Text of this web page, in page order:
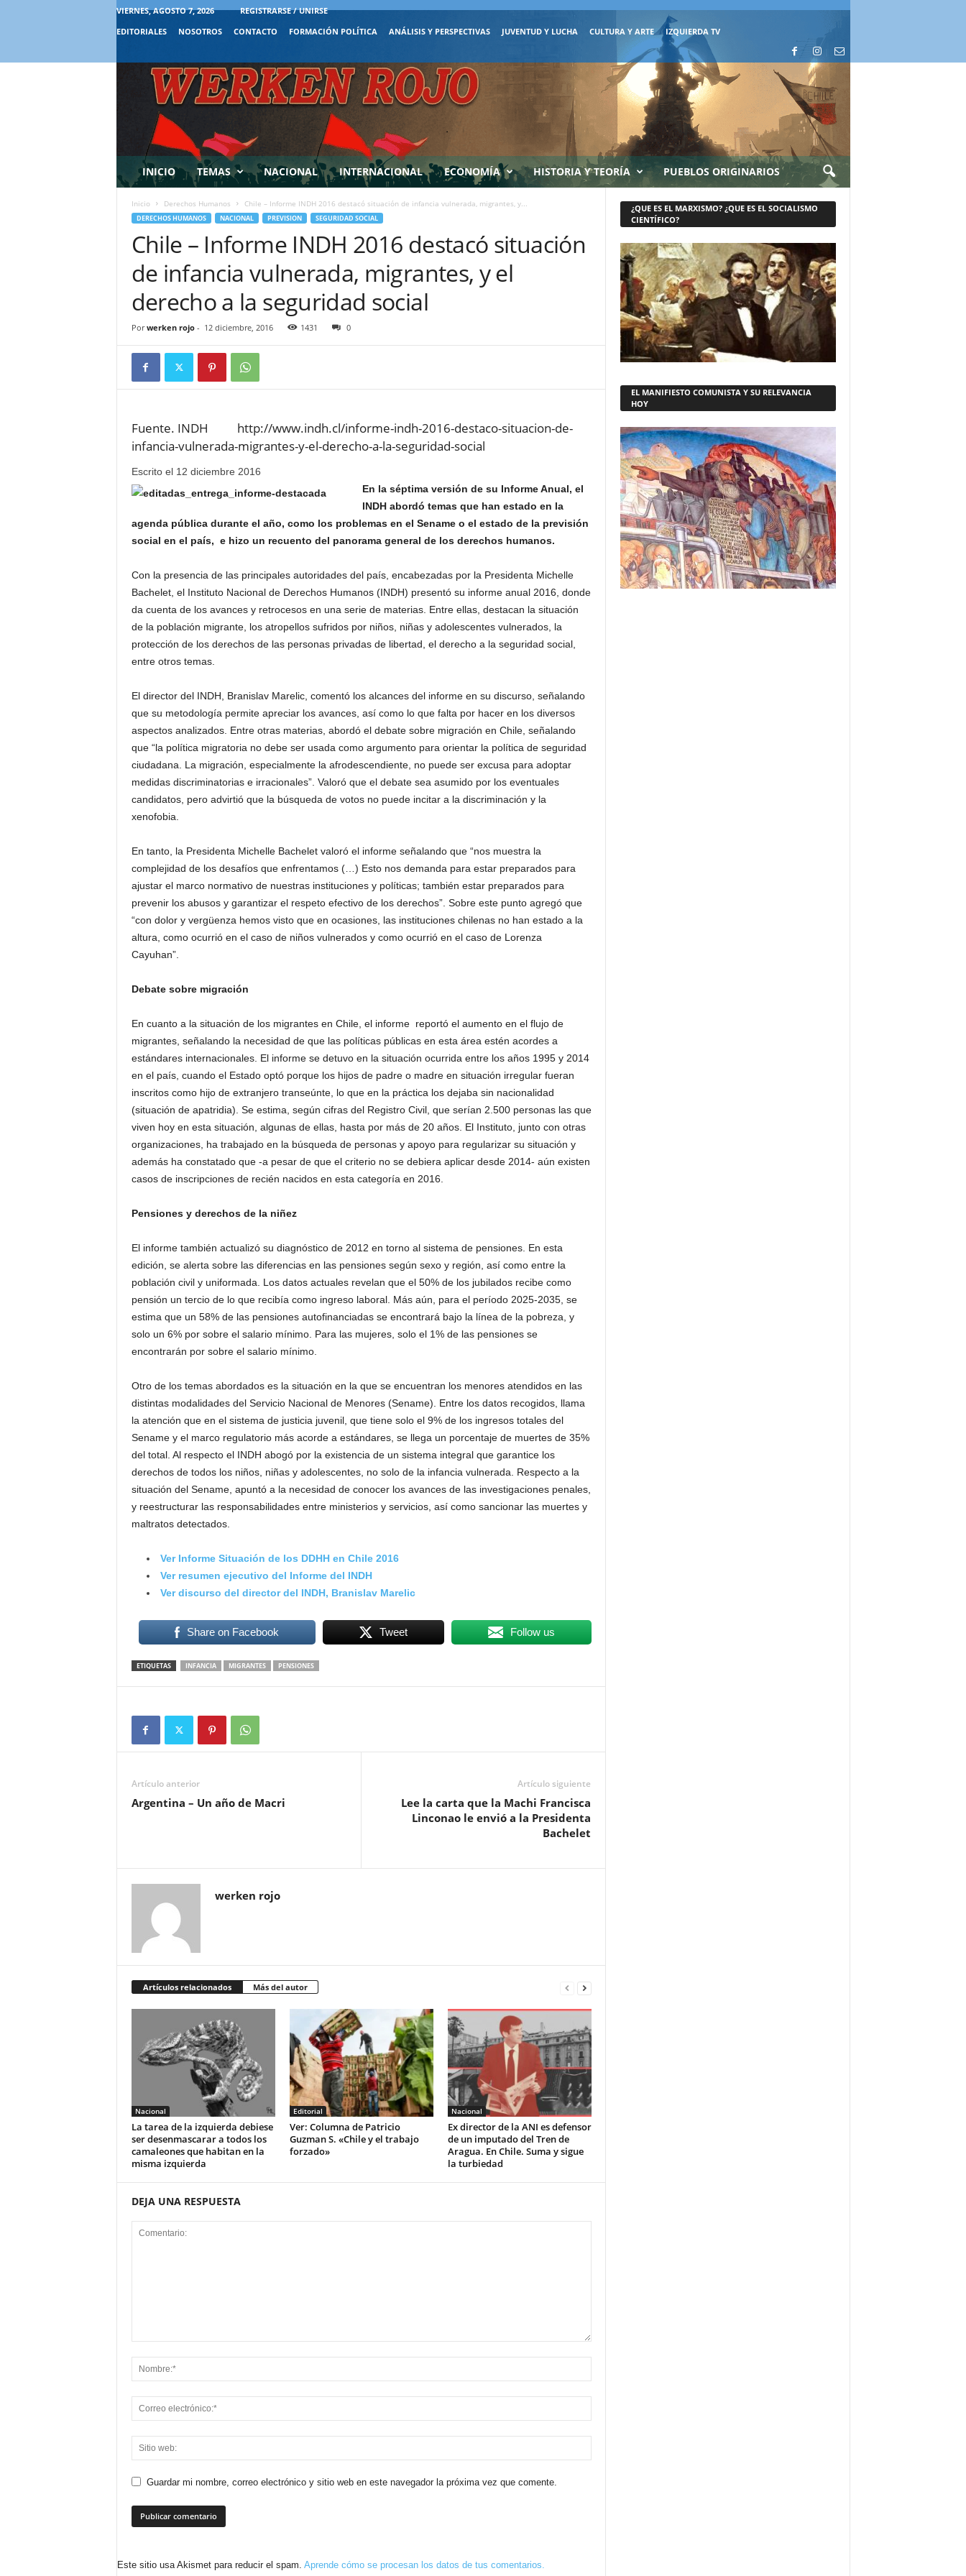
VIERNES, AGOSTO 7, 2026
REGISTRARSE / UNIRSE
EDITORIALES
NOSOTROS CONTACTO FORMACIÓN POLÍTICA ANÁLISIS Y PERSPECTIVAS JUVENTUD Y LUCHA CULTURA Y ARTE IZQUIERDA TV
INICIO TEMAS NACIONAL INTERNACIONAL ECONOMÍA HISTORIA Y TEORÍA PUEBLOS ORIGINARIOS
Inicio Derechos Humanos Chile – Informe INDH 2016 destacó situación de infancia vulnerada, migrantes, y...
DERECHOS HUMANOS NACIONAL PREVISION SEGURIDAD SOCIAL
Chile – Informe INDH 2016 destacó situación
de infancia vulnerada, migrantes, y el
derecho a la seguridad social
Por werken rojo- 12 diciembre, 2016 1431 0
Fuente. INDH http://www.indh.cl/informe-indh-2016-destaco-situacion-de-
infancia-vulnerada-migrantes-y-el-derecho-a-la-seguridad-social
Escrito el 12 diciembre 2016
En la séptima versión de su Informe Anual, el
INDH abordó temas que han estado en la
agenda pública durante el año, como los problemas en el Sename o el estado de la previsión
social en el país, e hizo un recuento del panorama general de los derechos humanos.
Con la presencia de las principales autoridades del país, encabezadas por la Presidenta Michelle
Bachelet, el Instituto Nacional de Derechos Humanos (INDH) presentó su informe anual 2016, donde
da cuenta de los avances y retrocesos en una serie de materias. Entre ellas, destacan la situación
de la población migrante, los atropellos sufridos por niños, niñas y adolescentes vulnerados, la
protección de los derechos de las personas privadas de libertad, el derecho a la seguridad social,
entre otros temas.
El director del INDH, Branislav Marelic, comentó los alcances del informe en su discurso, señalando
que su metodología permite apreciar los avances, así como lo que falta por hacer en los diversos
aspectos analizados. Entre otras materias, abordó el debate sobre migración en Chile, señalando
que “la política migratoria no debe ser usada como argumento para orientar la política de seguridad
ciudadana. La migración, especialmente la afrodescendiente, no puede ser excusa para adoptar
medidas discriminatorias e irracionales”. Valoró que el debate sea asumido por los eventuales
candidatos, pero advirtió que la búsqueda de votos no puede incitar a la discriminación y la
xenofobia.
En tanto, la Presidenta Michelle Bachelet valoró el informe señalando que “nos muestra la
complejidad de los desafíos que enfrentamos (…) Esto nos demanda para estar preparados para
ajustar el marco normativo de nuestras instituciones y políticas; también estar preparados para
prevenir los abusos y garantizar el respeto efectivo de los derechos”. Sobre este punto agregó que
“con dolor y vergüenza hemos visto que en ocasiones, las instituciones chilenas no han estado a la
altura, como ocurrió en el caso de niños vulnerados y como ocurrió en el caso de Lorenza
Cayuhan”.
Debate sobre migración
En cuanto a la situación de los migrantes en Chile, el informe reportó el aumento en el flujo de
migrantes, señalando la necesidad de que las políticas públicas en esta área estén acordes a
estándares internacionales. El informe se detuvo en la situación ocurrida entre los años 1995 y 2014
en el país, cuando el Estado optó porque los hijos de padre o madre en situación irregular fueran
inscritos como hijo de extranjero transeúnte, lo que en la práctica los dejaba sin nacionalidad
(situación de apatridia). Se estima, según cifras del Registro Civil, que serían 2.500 personas las que
viven hoy en esta situación, algunas de ellas, hasta por más de 20 años. El Instituto, junto con otras
organizaciones, ha trabajado en la búsqueda de personas y apoyo para regularizar su situación y
además ha constatado que -a pesar de que el criterio no se debiera aplicar desde 2014- aún existen
casos de inscripciones de recién nacidos en esta categoría en 2016.
Pensiones y derechos de la niñez
El informe también actualizó su diagnóstico de 2012 en torno al sistema de pensiones. En esta
edición, se alerta sobre las diferencias en las pensiones según sexo y región, así como entre la
población civil y uniformada. Los datos actuales revelan que el 50% de los jubilados recibe como
pensión un tercio de lo que recibía como ingreso laboral. Más aún, para el período 2025-2035, se
estima que un 58% de las pensiones autofinanciadas se encontrará bajo la línea de la pobreza, y
solo un 6% por sobre el salario mínimo. Para las mujeres, solo el 1% de las pensiones se
encontrarán por sobre el salario mínimo.
Otro de los temas abordados es la situación en la que se encuentran los menores atendidos en las
distintas modalidades del Servicio Nacional de Menores (Sename). Entre los datos recogidos, llama
la atención que en el sistema de justicia juvenil, que tiene solo el 9% de los ingresos totales del
Sename y el marco regulatorio más acorde a estándares, se llega un porcentaje de muertes de 35%
del total. Al respecto el INDH abogó por la existencia de un sistema integral que garantice los
derechos de todos los niños, niñas y adolescentes, no solo de la infancia vulnerada. Respecto a la
situación del Sename, apuntó a la necesidad de conocer los avances de las investigaciones penales,
y reestructurar las responsabilidades entre ministerios y servicios, así como sancionar las muertes y
maltratos detectados.
Ver Informe Situación de los DDHH en Chile 2016
Ver resumen ejecutivo del Informe del INDH
Ver discurso del director del INDH, Branislav Marelic
Share on Facebook Tweet Follow us
ETIQUETAS INFANCIA MIGRANTES PENSIONES
Artículo anterior
Argentina – Un año de Macri
Artículo siguiente
Lee la carta que la Machi Francisca
Linconao le envió a la Presidenta
Bachelet
werken rojo
Artículos relacionados Más del autor
Nacional
La tarea de la izquierda debiese
ser desenmascarar a todos los
camaleones que habitan en la
misma izquierda
Editorial
Ver: Columna de Patricio
Guzman S. «Chile y el trabajo
forzado»
Nacional
Ex director de la ANI es defensor
de un imputado del Tren de
Aragua. En Chile. Suma y sigue
la turbiedad
DEJA UNA RESPUESTA
Guardar mi nombre, correo electrónico y sitio web en este navegador la próxima vez que comente.
Este sitio usa Akismet para reducir el spam. Aprende cómo se procesan los datos de tus comentarios.
¿QUE ES EL MARXISMO? ¿QUE ES EL SOCIALISMO
CIENTÍFICO?
EL MANIFIESTO COMUNISTA Y SU RELEVANCIA
HOY